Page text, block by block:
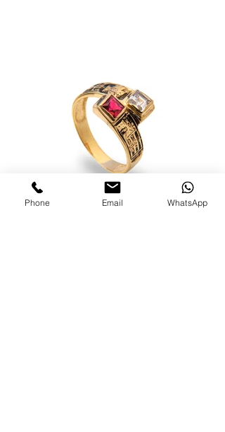
Phone Email WhatsApp